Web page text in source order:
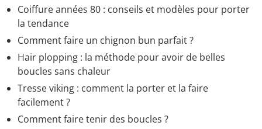
Coiffure années 80 : conseils et modèles pour porter
la tendance
Comment faire un chignon bun parfait ?
Hair plopping : la méthode pour avoir de belles
boucles sans chaleur
Tresse viking : comment la porter et la faire
facilement ?
Comment faire tenir des boucles ?